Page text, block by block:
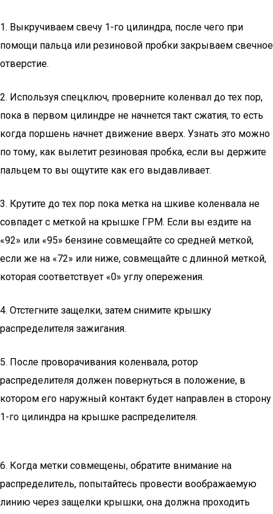
1. Выкручиваем свечу 1-го цилиндра, после чего при
помощи пальца или резиновой пробки закрываем свечное
отверстие.
2. Используя спецключ, проверните коленвал до тех пор,
пока в первом цилиндре не начнется такт сжатия, то есть
когда поршень начнет движение вверх. Узнать это можно
по тому, как вылетит резиновая пробка, если вы держите
пальцем то вы ощутите как его выдавливает.
3. Крутите до тех пор пока метка на шкиве коленвала не
совпадет с меткой на крышке ГРМ. Если вы ездите на
«92» или «95» бензине совмещайте со средней меткой,
если же на «72» или ниже, совмещайте с длинной меткой,
которая соответствует «0» углу опережения.
4. Отстегните защелки, затем снимите крышку
распределителя зажигания.
5. После проворачивания коленвала, ротор
распределителя должен повернуться в положение, в
котором его наружный контакт будет направлен в сторону
1-го цилиндра на крышке распределителя.
6. Когда метки совмещены, обратите внимание на
распределитель, попытайтесь провести воображаемую
линию через защелки крышки, она должна проходить